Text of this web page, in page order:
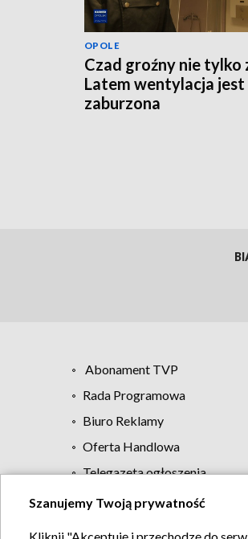
OPOLE
Czad groźny nie tylko
Latem wentylacja jest
zaburzona
Abonament TVP
Rada Programowa
Biuro Reklamy
Oferta Handlowa
Telegazeta ogłoszenia
Szanujemy Twoją prywatność